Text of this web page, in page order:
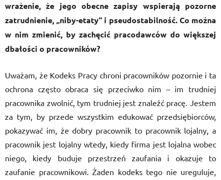
wrażenie, że jego obecne zapisy wspierają pozorne
zatrudnienie, „niby-etaty“ i pseudostabilność. Co można
w nim zmienić, by zachęcić pracodawców do większej
dbałości o pracowników?
Uważam, że Kodeks Pracy chroni pracowników pozornie i ta
ochrona często obraca się przeciwko nim – im trudniej
pracownika zwolnić, tym trudniej jest znaleźć pracę. Jestem
za tym, by przede wszystkim edukować przedsiębiorców,
pokazywać im, że dobry pracownik to pracownik lojalny, a
pracownik jest lojalny wtedy, kiedy firma jest lojalna wobec
niego, kiedy buduje przestrzeń zaufania i okazuje to
zaufanie pracownikowi. Żaden kodeks tego nie ureguluje,